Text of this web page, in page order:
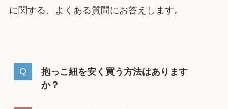
に関する、よくある質問にお答えします。
抱っこ紐を安く買う方法はあります
か？